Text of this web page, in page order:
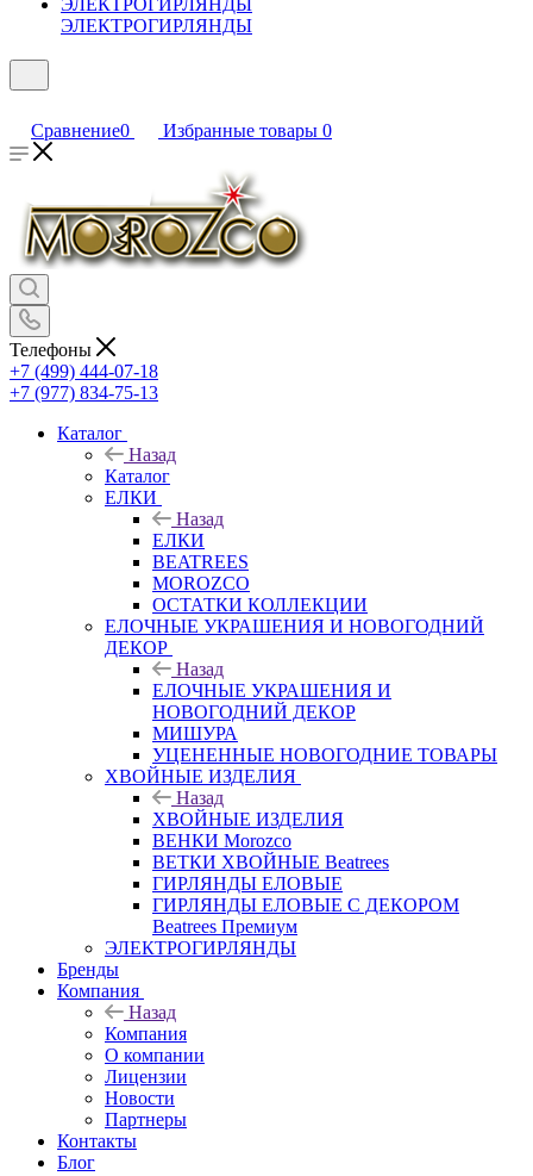
ЭЛЕКТРОГИРЛЯНДЫ
Сравнение0 Избранные товары 0
Телефоны
+7 (499) 444-07-18
+7 (977) 834-75-13
Каталог
Назад
Каталог
ЕЛКИ
Назад
ЕЛКИ
BEATREES
MOROZCO
ОСТАТКИ КОЛЛЕКЦИИ
ЕЛОЧНЫЕ УКРАШЕНИЯ И НОВОГОДНИЙ
ДЕКОР
Назад
ЕЛОЧНЫЕ УКРАШЕНИЯ И
НОВОГОДНИЙ ДЕКОР
МИШУРА
УЦЕНЕННЫЕ НОВОГОДНИЕ ТОВАРЫ
ХВОЙНЫЕ ИЗДЕЛИЯ
Назад
ХВОЙНЫЕ ИЗДЕЛИЯ
ВЕНКИ Morozco
ВЕТКИ ХВОЙНЫЕ Beatrees
ГИРЛЯНДЫ ЕЛОВЫЕ
ГИРЛЯНДЫ ЕЛОВЫЕ С ДЕКОРОМ
Beatrees Премиум
ЭЛЕКТРОГИРЛЯНДЫ
Бренды
Компания
Назад
Компания
О компании
Лицензии
Новости
Партнеры
Контакты
Блог